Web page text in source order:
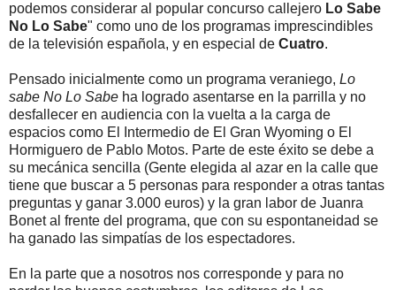
podemos considerar al popular concurso callejero Lo Sabe
No Lo Sabe" como uno de los programas imprescindibles
de la televisión española, y en especial de Cuatro.
Pensado inicialmente como un programa veraniego, Lo
sabe No Lo Sabe ha logrado asentarse en la parrilla y no
desfallecer en audiencia con la vuelta a la carga de
espacios como El Intermedio de El Gran Wyoming o El
Hormiguero de Pablo Motos. Parte de este éxito se debe a
su mecánica sencilla (Gente elegida al azar en la calle que
tiene que buscar a 5 personas para responder a otras tantas
preguntas y ganar 3.000 euros) y la gran labor de Juanra
Bonet al frente del programa, que con su espontaneidad se
ha ganado las simpatías de los espectadores.
En la parte que a nosotros nos corresponde y para no